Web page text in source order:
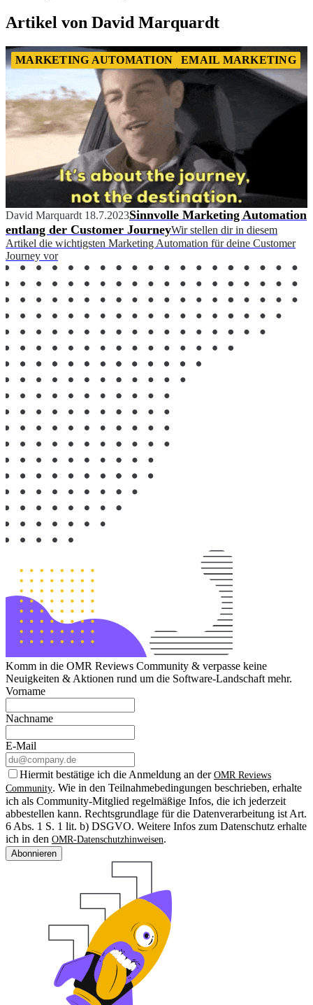
Artikel von David Marquardt
MARKETING AUTOMATION EMAIL MARKETING
David Marquardt 18.7.2023Sinnvolle Marketing Automation
entlang der Customer JourneyWir stellen dir in diesem
Artikel die wichtigsten Marketing Automation für deine Customer
Journey vor
Komm in die OMR Reviews Community & verpasse keine
Neuigkeiten & Aktionen rund um die Software-Landschaft mehr.
Vorname
Nachname
E-Mail
Hiermit bestätige ich die Anmeldung an der OMR Reviews
Community. Wie in den Teilnahmebedingungen beschrieben, erhalte
ich als Community-Mitglied regelmäßige Infos, die ich jederzeit
abbestellen kann. Rechtsgrundlage für die Datenverarbeitung ist Art.
6 Abs. 1 S. 1 lit. b) DSGVO. Weitere Infos zum Datenschutz erhalte
ich in den OMR-Datenschutzhinweisen.
Abonnieren